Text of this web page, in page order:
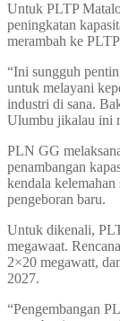
Untuk PLTP
peningkatan
merambah ke
“Ini sungguh
untuk melayani
industri di sana.
Ulumbu jikalau ini
PLN GG
penambangan
kendala
pengeboran baru.
Untuk dikenali,
megawaat.
2×20 megawatt,
2027.
“Pengembangan